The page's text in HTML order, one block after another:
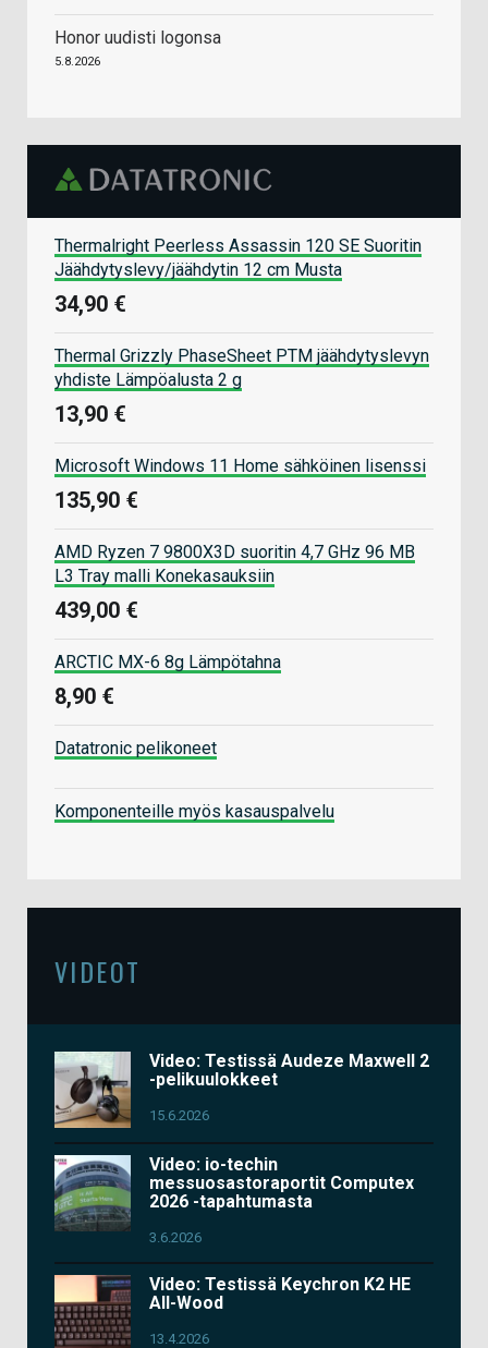
Honor uudisti logonsa
5.8.2026
Thermalright Peerless Assassin 120 SE Suoritin
Jäähdytyslevy/jäähdytin 12 cm Musta
34,90 €
Thermal Grizzly PhaseSheet PTM jäähdytyslevyn
yhdiste Lämpöalusta 2 g
13,90 €
Microsoft Windows 11 Home sähköinen lisenssi
135,90 €
AMD Ryzen 7 9800X3D suoritin 4,7 GHz 96 MB
L3 Tray malli Konekasauksiin
439,00 €
ARCTIC MX-6 8g Lämpötahna
8,90 €
Datatronic pelikoneet
Komponenteille myös kasauspalvelu
VIDEOT
Video: Testissä Audeze Maxwell 2
-pelikuulokkeet
15.6.2026
Video: io-techin
messuosastoraportit Computex
2026 -tapahtumasta
3.6.2026
Video: Testissä Keychron K2 HE
All-Wood
13.4.2026